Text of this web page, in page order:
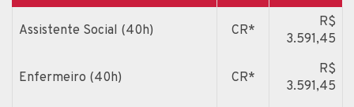
Assistente Social (40h) CR*
R$
3.591,45
Enfermeiro (40h) CR*
R$
3.591,45